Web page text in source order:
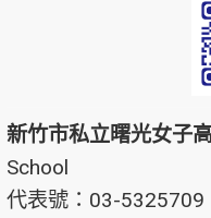
新竹市私立曙光女子
School
代表號：03-5325709